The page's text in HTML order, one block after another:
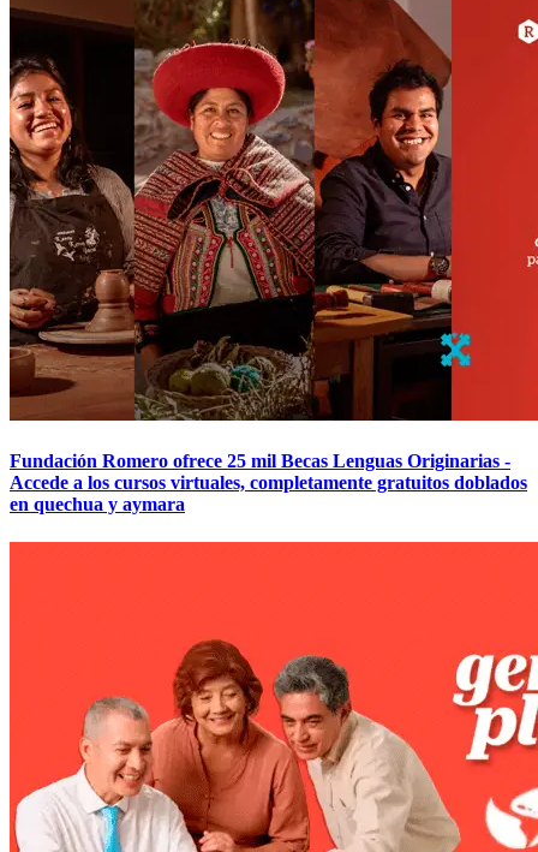
Fundación Romero ofrece 25 mil Becas Lenguas Originarias -
Accede a los cursos virtuales, completamente gratuitos doblados
en quechua y aymara